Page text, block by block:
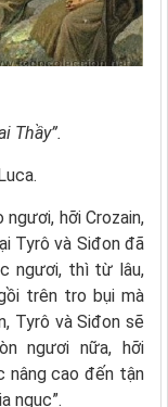
Thầy”.
ngươi, hỡi Crozain,
Tyrô và Siđon đã
ngươi, thì từ lâu,
trên tro bụi mà
Tyrô và Siđon sẽ
ngươi nữa, hỡi
nâng cao đến tận
ngục”.